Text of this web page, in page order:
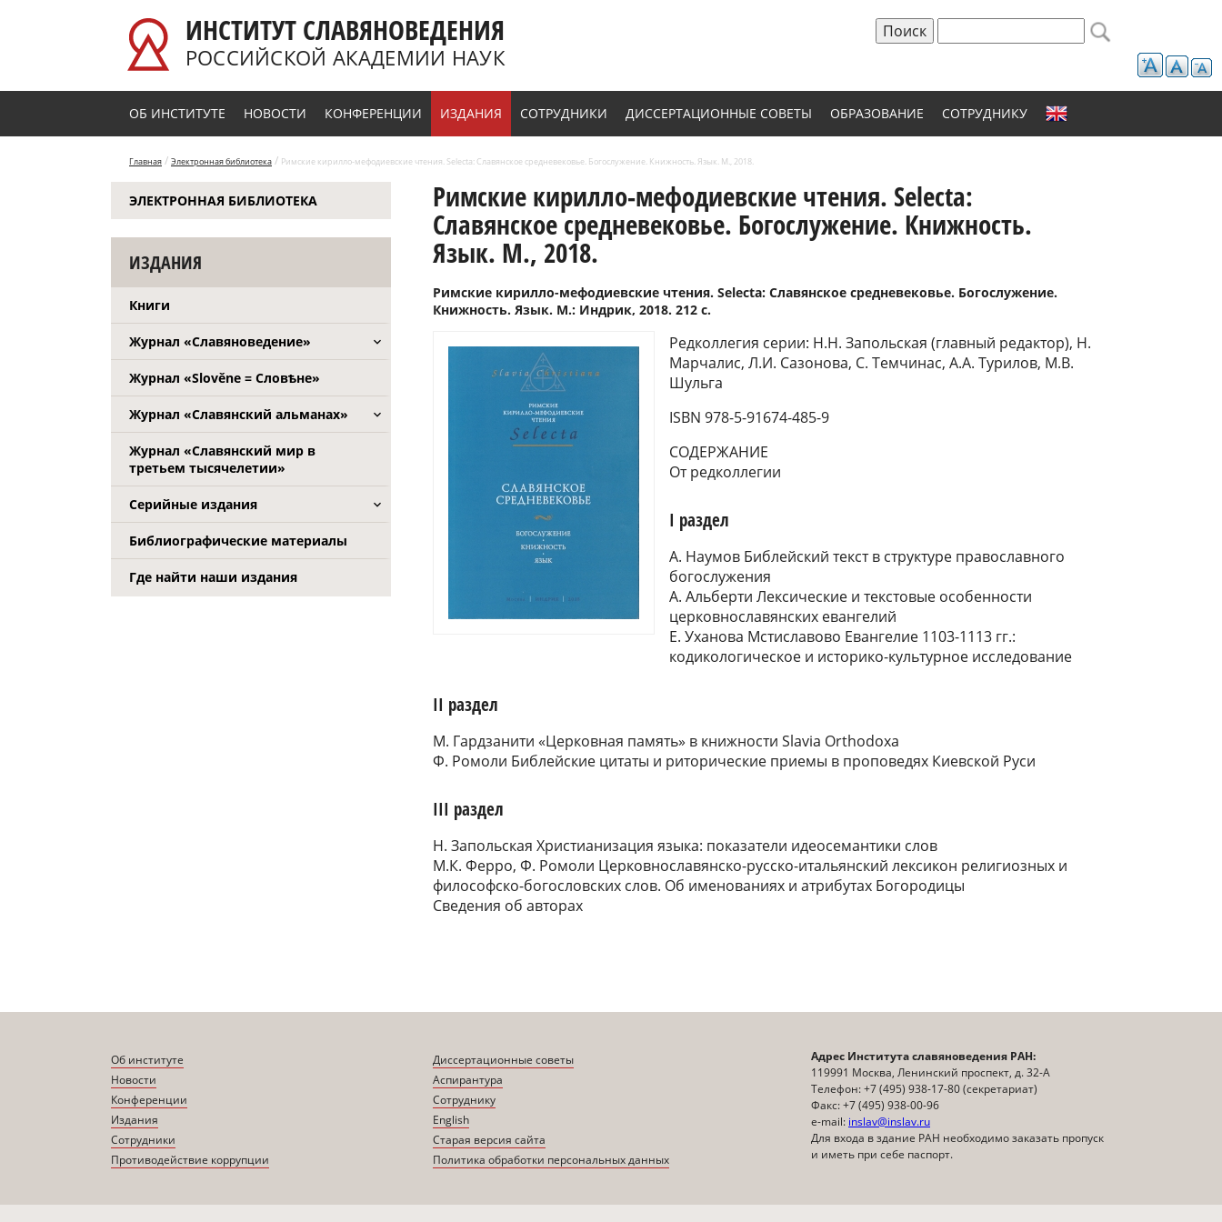
ИНСТИТУТ СЛАВЯНОВЕДЕНИЯ
РОССИЙСКОЙ АКАДЕМИИ НАУК Форма поиска
ОБ ИНСТИТУТЕ НОВОСТИ КОНФЕРЕНЦИИ ИЗДАНИЯ СОТРУДНИКИ ДИССЕРТАЦИОННЫЕ СОВЕТЫ ОБРАЗОВАНИЕ СОТРУДНИКУ
Главная / Электронная библиотека / Римские кирилло-мефодиевские чтения. Selecta: Славянское средневековье. Богослужение. Книжность. Язык. М., 2018.
ЭЛЕКТРОННАЯ БИБЛИОТЕКА
ИЗДАНИЯ
Книги
Журнал «Славяноведение»
Журнал «Slověne = Словѣне»
Журнал «Славянский альманах»
Журнал «Славянский мир в
третьем тысячелетии»
Серийные издания
Библиографические материалы
Где найти наши издания
Римские кирилло-мефодиевские чтения. Selecta:
Славянское средневековье. Богослужение. Книжность.
Язык. М., 2018.
Римские кирилло-мефодиевские чтения. Selecta: Славянское средневековье. Богослужение.
Книжность. Язык. М.: Индрик, 2018. 212 с.
Редколлегия серии: Н.Н. Запольская (главный редактор), Н.
Марчалис, Л.И. Сазонова, С. Темчинас, А.А. Турилов, М.В.
Шульга
ISBN 978-5-91674-485-9
СОДЕРЖАНИЕ
От редколлегии
I раздел
А. Наумов Библейский текст в структуре православного
богослужения
А. Альберти Лексические и текстовые особенности
церковнославянских евангелий
Е. Уханова Мстиславово Евангелие 1103-1113 гг.:
кодикологическое и историко-культурное исследование
II раздел
М. Гардзанити «Церковная память» в книжности Slavia Orthodoxa
Ф. Ромоли Библейские цитаты и риторические приемы в проповедях Киевской Руси
III раздел
Н. Запольская Христианизация языка: показатели идеосемантики слов
М.К. Ферро, Ф. Ромоли Церковнославянско-русско-итальянский лексикон религиозных и
философско-богословских слов. Об именованиях и атрибутах Богородицы
Сведения об авторах
Об институте
Новости
Конференции
Издания
Сотрудники
Противодействие коррупции
Диссертационные советы
Аспирантура
Сотруднику
English
Старая версия сайта
Политика обработки персональных данных
Адрес Института славяноведения РАН:
119991 Москва, Ленинский проспект, д. 32-А
Телефон: +7 (495) 938-17-80 (секретариат)
Факс: +7 (495) 938-00-96
e-mail: inslav@inslav.ru
Для входа в здание РАН необходимо заказать пропуск
и иметь при себе паспорт.